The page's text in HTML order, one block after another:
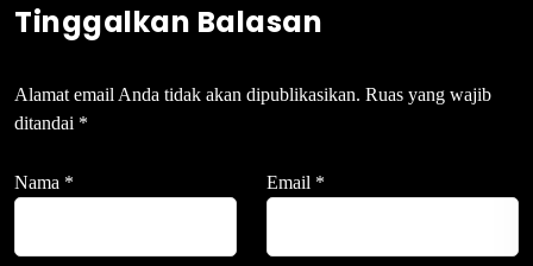
Tinggalkan Balasan
Alamat email Anda tidak akan dipublikasikan. Ruas yang wajib
ditandai *
Nama * Email *